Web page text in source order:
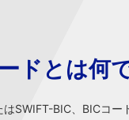
ドとは何
SWIFT-BIC、BICコー